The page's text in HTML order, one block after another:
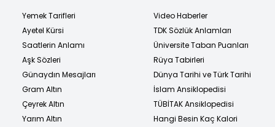
Yemek Tarifleri
Ayetel Kürsi
Saatlerin Anlamı
Aşk Sözleri
Günaydın Mesajları
Gram Altın
Çeyrek Altın
Yarım Altın
Video Haberler
TDK Sözlük Anlamları
Üniversite Taban Puanları
Rüya Tabirleri
Dünya Tarihi ve Türk Tarihi
İslam Ansiklopedisi
TÜBİTAK Ansiklopedisi
Hangi Besin Kaç Kalori